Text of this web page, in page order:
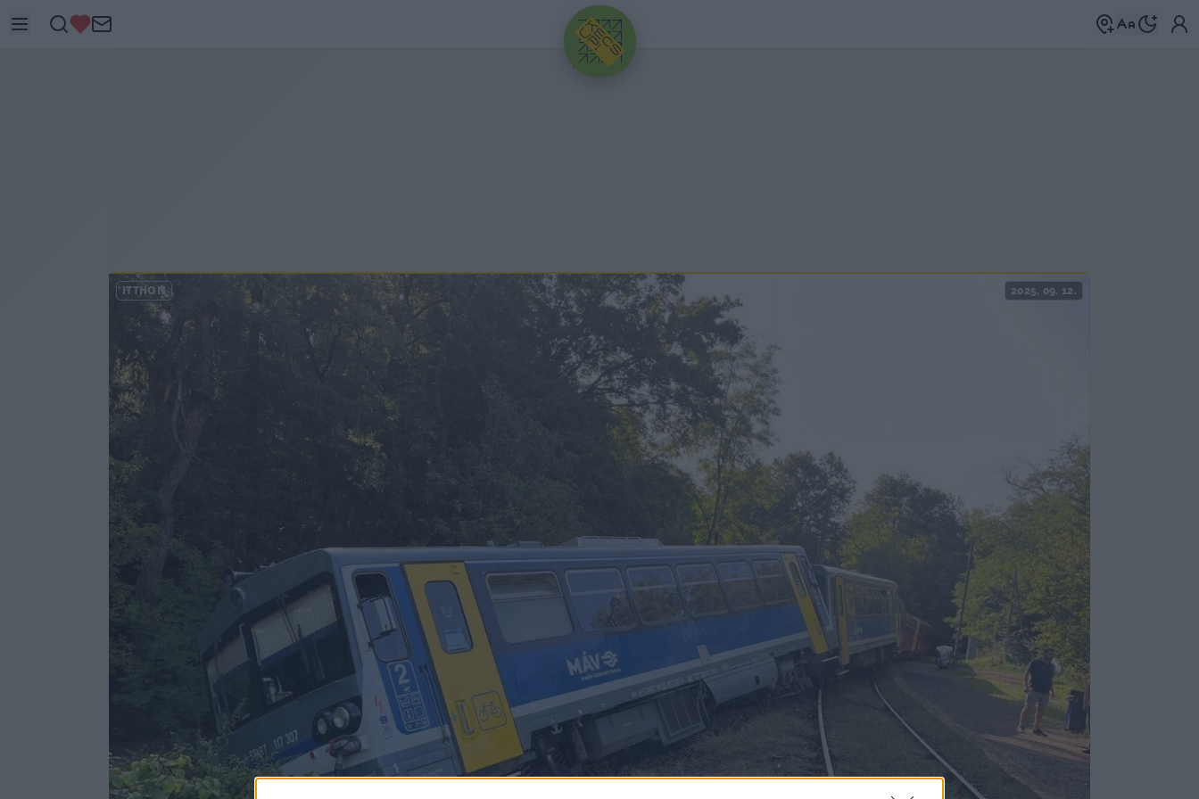
HIRDETÉS
ITTHON 2025. 09. 12.